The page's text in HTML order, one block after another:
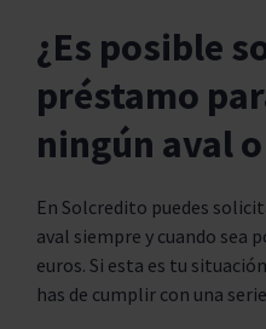
¿Es posible
préstamo
ningún aval
En Solcredito puedes
aval siempre y cuando sea
euros. Si esta es tu
has de cumplir con una